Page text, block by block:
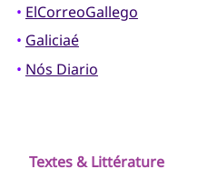
• ElCorreoGallego
• Galiciaé
• Nós Diario
Textes & Littérature